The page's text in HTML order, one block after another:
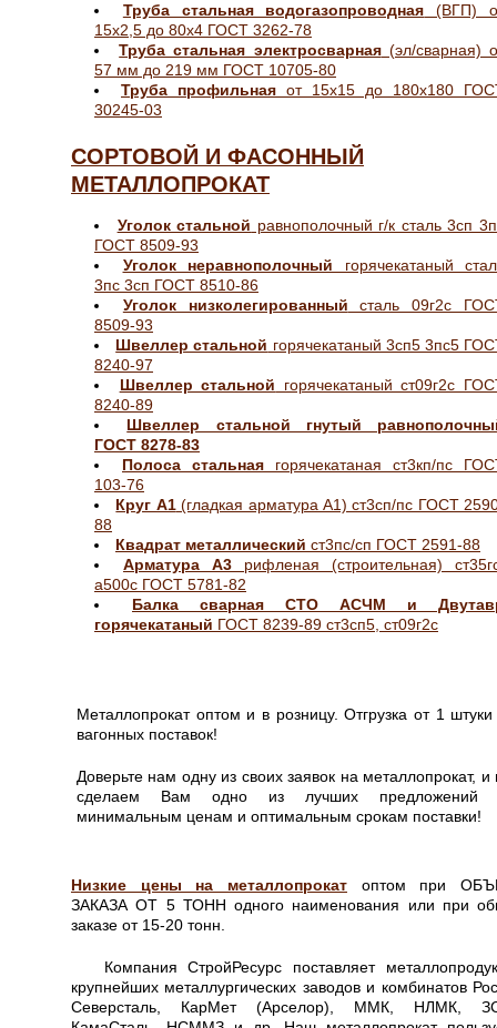
Труба стальная водогазопроводная (ВГП)
15х2,5 до 80х4 ГОСТ 3262-78
Труба стальная электросварная(эл/сварная)
57 мм до 219 мм ГОСТ 10705-80
Труба профильная от 15х15 до 180х180
30245-03
СОРТОВОЙ И ФАСОННЫЙ
МЕТАЛЛОПРОКАТ
Уголок стальной равнополочный г/к сталь 3сп
ГОСТ 8509-93
Уголок неравнополочный горячекатаный
3пс 3сп ГОСТ 8510-86
Уголок низколегированный сталь 09г2с
8509-93
Швеллер стальной горячекатаный 3сп5 3пс5
8240-97
Швеллер стальной горячекатаный ст09г2с
8240-89
Швеллер стальной гнутый
ГОСТ 8278-83
Полоса стальная горячекатаная ст3кп/пс
103-76
Круг А1(гладкая арматура А1) ст3сп/пс ГОСТ
88
Квадрат металлический ст3пс/сп ГОСТ 2591-88
Арматура А3 рифленая (строительная)
а500с ГОСТ 5781-82
Балка сварная СТО АСЧМ и
горячекатаный ГОСТ 8239-89 ст3сп5, ст09г2с
Металлопрокат оптом и в розницу. Отгрузка от 1
вагонных поставок!
Доверьте нам одну из своих заявок на металлопрокат,
сделаем Вам одно из лучших предложений
минимальным ценам и оптимальным срокам поставки!
Низкие цены на металлопрокат
оптом при
ЗАКАЗА ОТ 5 ТОНН одного наименования или при
заказе от 15-20 тонн.
Компания СтройРесурс поставляет
крупнейших металлургических заводов и комбинатов
Северсталь, КарМет (Арселор), ММК, НЛМК,